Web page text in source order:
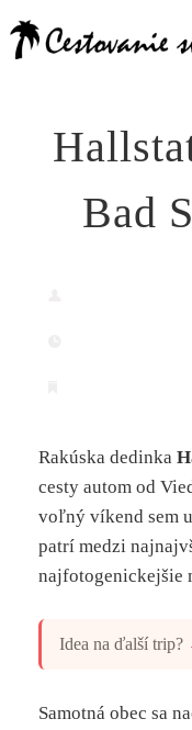
DOVOLENKY
VAŠE PRÍSPEVKY
TIPY NA VÝLETY
NÁVODY Pomoc pri
Bad
Rakúska dedinka
cesty autom od
voľný víkend sem
patrí medzi
najfotogenickejšie
Idea na ďalší trip?
Samotná obec sa